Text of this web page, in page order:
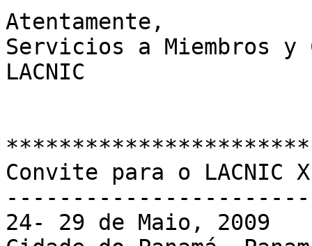
Atentamente,
Servicios a Miembros y
LACNIC
Convite para o LACNIC
24- 29 de Maio, 2009